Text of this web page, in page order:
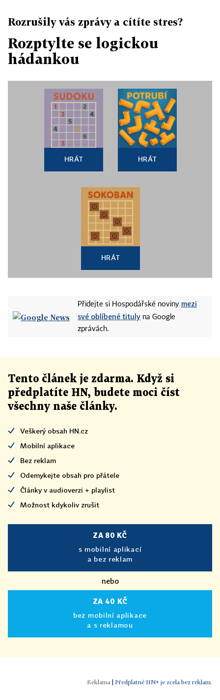
Rozrušily vás zprávy a cítíte stres?
Rozptylte se logickou
hádankou
HRÁT HRÁT
HRÁT
Přidejte si Hospodářské noviny mezi
své oblíbené tituly na Google
zprávách.
Tento článek je zdarma. Když si
předplatíte HN, budete moci číst
všechny naše články.
Veškerý obsah HN.cz
Mobilní aplikace
Bez reklam
Odemykejte obsah pro přátele
Články v audioverzi + playlist
Možnost kdykoliv zrušit
ZA 80 KČ
s mobilní aplikací
a bez reklam
nebo
ZA 40 KČ
bez mobilní aplikace
a s reklamou
Předplatné HN+ je zcela bez reklam.